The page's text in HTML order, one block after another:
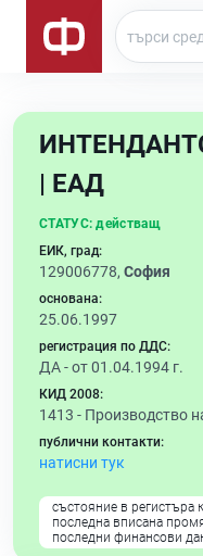
| ЕАД
СТАТУС: действащ
ЕИК, град:
129006778, София
основана:
25.06.1997
регистрация по ДДС:
ДА - от 01.04.1994 г.
КИД 2008:
1413 - Производство
публични контакти:
натисни тук
състояние в регистъра
последна вписана
последни финансови